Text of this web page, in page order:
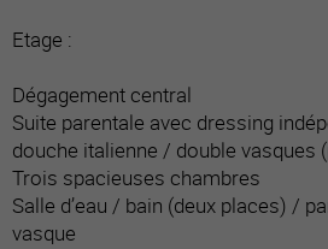
Etage :
Dégagement central
Suite parentale avec dressing
douche italienne / double vasques
Trois spacieuses chambres
Salle d’eau / bain (deux places) /
vasque